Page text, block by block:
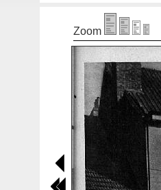
Zoom